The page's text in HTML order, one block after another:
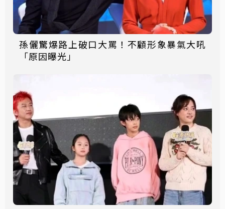
孫儷驚爆路上破口大罵！不顧形象暴氣大吼
「原因曝光」